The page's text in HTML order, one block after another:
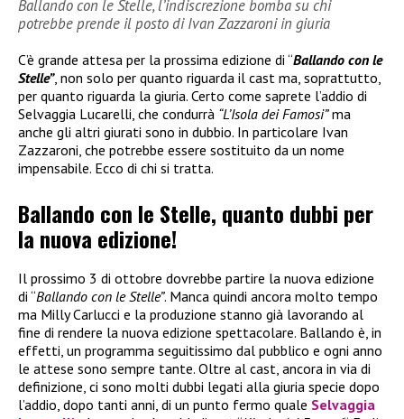
Ballando con le Stelle, l’indiscrezione bomba su chi
potrebbe prende il posto di Ivan Zazzaroni in giuria
C’è grande attesa per la prossima edizione di “Ballando con le
Stelle”, non solo per quanto riguarda il cast ma, soprattutto,
per quanto riguarda la giuria. Certo come saprete l’addio di
Selvaggia Lucarelli, che condurrà “L’Isola dei Famosi”ma
anche gli altri giurati sono in dubbio. In particolare Ivan
Zazzaroni, che potrebbe essere sostituito da un nome
impensabile. Ecco di chi si tratta.
Ballando con le Stelle, quanto dubbi per
la nuova edizione!
Il prossimo 3 di ottobre dovrebbe partire la nuova edizione
di “Ballando con le Stelle”. Manca quindi ancora molto tempo
ma Milly Carlucci e la produzione stanno già lavorando al
fine di rendere la nuova edizione spettacolare. Ballando è, in
effetti, un programma seguitissimo dal pubblico e ogni anno
le attese sono sempre tante. Oltre al cast, ancora in via di
definizione, ci sono molti dubbi legati alla giuria specie dopo
l’addio, dopo tanti anni, di un punto fermo quale Selvaggia